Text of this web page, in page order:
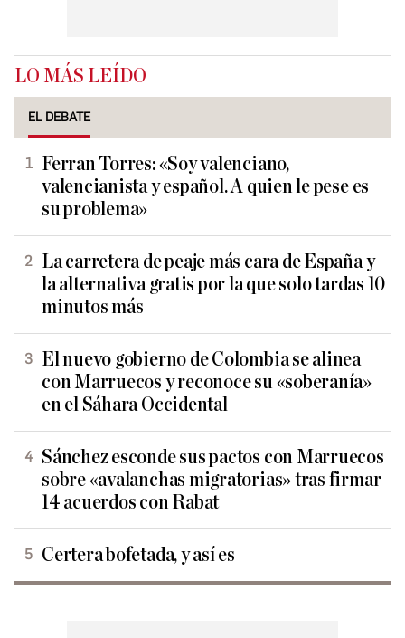
LO MÁS LEÍDO
EL DEBATE
Ferran Torres: «Soy valenciano,
valencianista y español. A quien le pese es
su problema»
La carretera de peaje más cara de España y
la alternativa gratis por la que solo tardas 10
minutos más
El nuevo gobierno de Colombia se alinea
con Marruecos y reconoce su «soberanía»
en el Sáhara Occidental
Sánchez esconde sus pactos con Marruecos
sobre «avalanchas migratorias» tras firmar
14 acuerdos con Rabat
Certera bofetada, y así es